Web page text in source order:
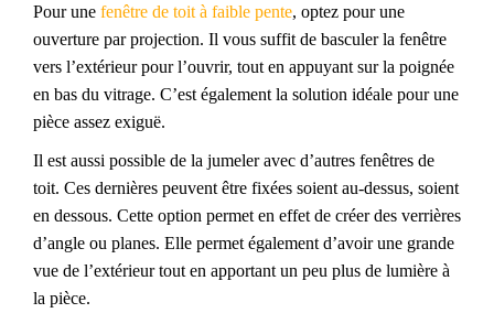
Pour une fenêtre de toit à faible pente, optez pour une
ouverture par projection. Il vous suffit de basculer la fenêtre
vers l’extérieur pour l’ouvrir, tout en appuyant sur la poignée
en bas du vitrage. C’est également la solution idéale pour une
pièce assez exiguë.
Il est aussi possible de la jumeler avec d’autres fenêtres de
toit. Ces dernières peuvent être fixées soient au-dessus, soient
en dessous. Cette option permet en effet de créer des verrières
d’angle ou planes. Elle permet également d’avoir une grande
vue de l’extérieur tout en apportant un peu plus de lumière à
la pièce.